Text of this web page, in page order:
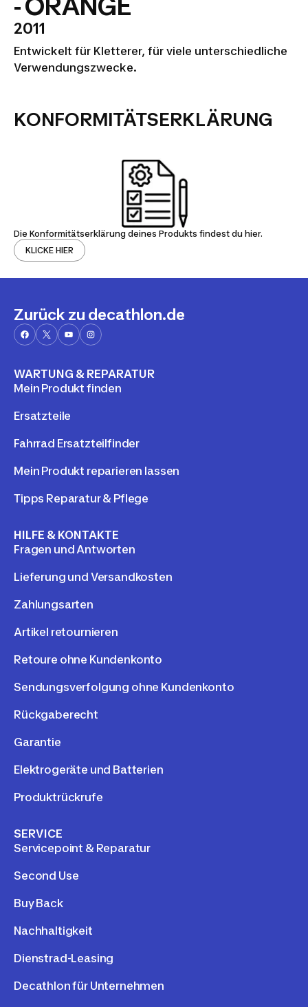
- ORANGE
2011
Entwickelt für Kletterer, für viele unterschiedliche
Verwendungszwecke.
KONFORMITÄTSERKLÄRUNG
Die Konformitätserklärung deines Produkts findest du hier.
KLICKE HIER
Zurück zu decathlon.de
WARTUNG & REPARATUR
Mein Produkt finden
Ersatzteile
Fahrrad Ersatzteilfinder
Mein Produkt reparieren lassen
Tipps Reparatur & Pflege
HILFE & KONTAKTE
Fragen und Antworten
Lieferung und Versandkosten
Zahlungsarten
Artikel retournieren
Retoure ohne Kundenkonto
Sendungsverfolgung ohne Kundenkonto
Rückgaberecht
Garantie
Elektrogeräte und Batterien
Produktrückrufe
SERVICE
Servicepoint & Reparatur
Second Use
Buy Back
Nachhaltigkeit
Dienstrad-Leasing
Decathlon für Unternehmen